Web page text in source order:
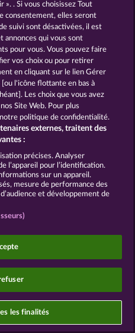
de rétractation
sont prévus uniquement
et n'ont absolument
possibles lors de
réel.
GmbH
. Si vous choisissez Tout
consentement, elles seront
suivi sont désactivées, il est
annonces qui vous sont
pour vous. Vous pouvez faire
vos choix ou pour retirer
en cliquant sur le lien Gérer
l'icône flottante en bas à
Les choix que vous avez
Site Web. Pour plus
politique de confidentialité.
externes, traitent des
:
précises. Analyser
l’appareil pour l’identification.
sur un appareil.
mesure de performance des
et développement de
les finalités